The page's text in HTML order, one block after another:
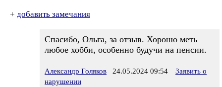
+ добавить замечания
Спасибо, Ольга, за отзыв. Хорошо меть
любое хобби, особенно будучи на пенсии.
Александр Голяков 24.05.2024 09:54
Заявить о
нарушении